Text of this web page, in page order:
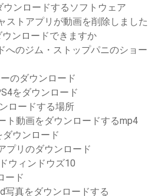
ウンロードするソフトウェア
ストアプリが動画を削除しました
ウンロードできますか
へのジム・ストップパニのショー
のダウンロード
をダウンロード
ロードする場所
ト動画をダウンロードするmp4
ダウンロード
プリのダウンロード
ウィンドウズ10
ード
写真をダウンロードする